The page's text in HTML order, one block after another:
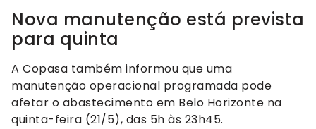
Nova manutenção está prevista
para quinta
A Copasa também informou que uma
manutenção operacional programada pode
afetar o abastecimento em Belo Horizonte na
quinta-feira (21/5), das 5h às 23h45.